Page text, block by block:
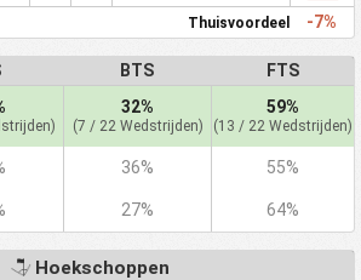
Thuisvoordeel -7%
BTS FTS
32%
(7 / 22 Wedstrijden)
59%
(13 / 22 Wedstrijden)
36% 55%
27% 64%
Hoekschoppen